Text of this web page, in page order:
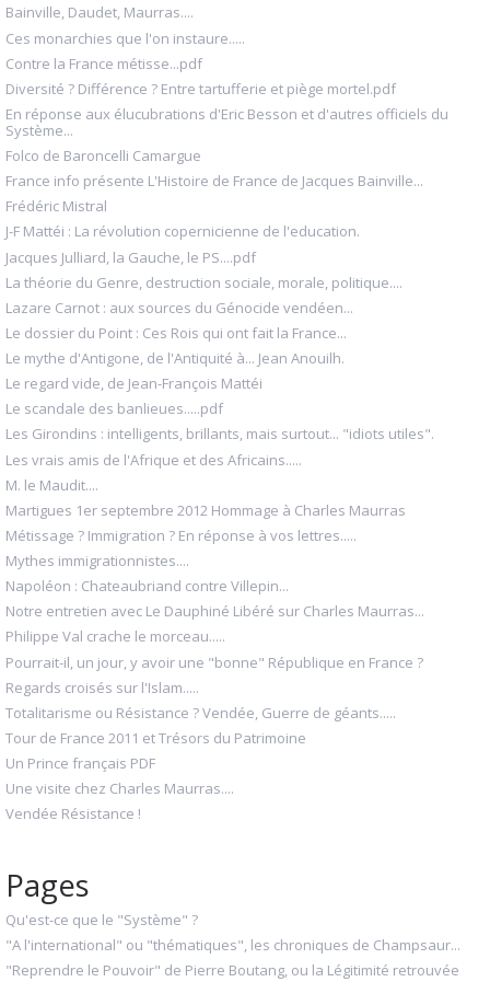
Bainville, Daudet, Maurras....
Ces monarchies que l'on instaure.....
Contre la France métisse...pdf
Diversité ? Différence ? Entre tartufferie et piège mortel.pdf
En réponse aux élucubrations d'Eric Besson et d'autres officiels du
Système...
Folco de Baroncelli Camargue
France info présente L'Histoire de France de Jacques Bainville...
Frédéric Mistral
J-F Mattéi : La révolution copernicienne de l'education.
Jacques Julliard, la Gauche, le PS....pdf
La théorie du Genre, destruction sociale, morale, politique....
Lazare Carnot : aux sources du Génocide vendéen...
Le dossier du Point : Ces Rois qui ont fait la France...
Le mythe d'Antigone, de l'Antiquité à... Jean Anouilh.
Le regard vide, de Jean-François Mattéi
Le scandale des banlieues.....pdf
Les Girondins : intelligents, brillants, mais surtout... "idiots utiles".
Les vrais amis de l'Afrique et des Africains.....
M. le Maudit....
Martigues 1er septembre 2012 Hommage à Charles Maurras
Métissage ? Immigration ? En réponse à vos lettres.....
Mythes immigrationnistes....
Napoléon : Chateaubriand contre Villepin...
Notre entretien avec Le Dauphiné Libéré sur Charles Maurras...
Philippe Val crache le morceau.....
Pourrait-il, un jour, y avoir une "bonne" République en France ?
Regards croisés sur l'Islam.....
Totalitarisme ou Résistance ? Vendée, Guerre de géants.....
Tour de France 2011 et Trésors du Patrimoine
Un Prince français PDF
Une visite chez Charles Maurras....
Vendée Résistance !
Pages
Qu'est-ce que le "Système" ?
"A l'international" ou "thématiques", les chroniques de Champsaur...
"Reprendre le Pouvoir" de Pierre Boutang, ou la Légitimité retrouvée